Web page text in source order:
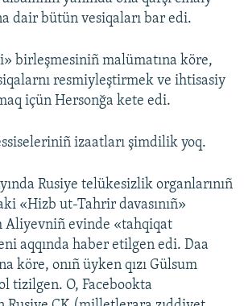
dair bütün vesiqaları bar edi.
birleşmesiniñ malümatına köre,
resmiyleştirmek ve ihtisasiy
içün Hersonğa kete edi.
izaatları şimdilik yoq.
Rusiye telükesizlik organlarınıñ
«Hizb ut-Tahrir davasınıñ»
evinde «tahqiqat
aqqında haber etilgen edi. Daa
köre, onıñ üyken qızı Gülsum
tizilgen. O, Facebookta